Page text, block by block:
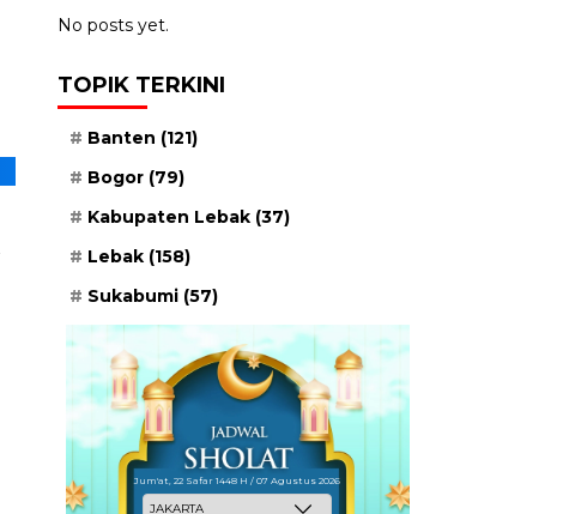
No posts yet.
TOPIK TERKINI
Banten (121)
Bogor (79)
Kabupaten Lebak (37)
Lebak (158)
Sukabumi (57)
Jum'at, 22 Safar 1448 H / 07 Agustus 2026